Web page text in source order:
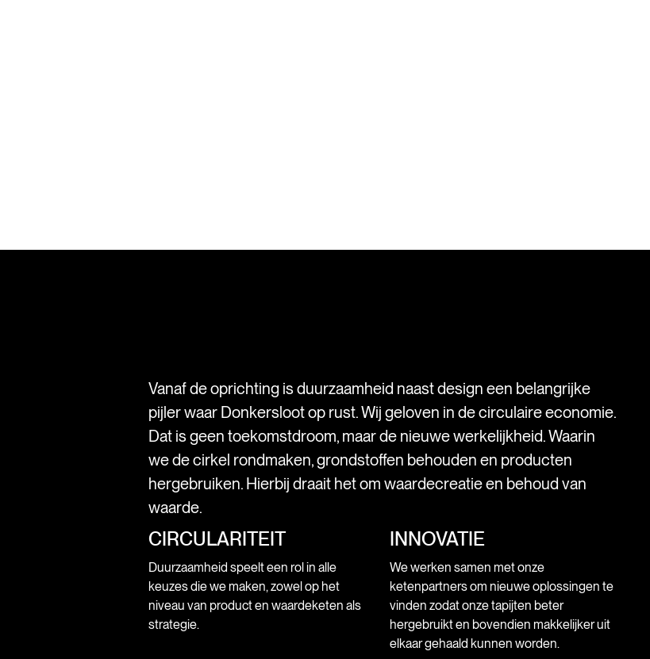
Vanaf de oprichting is duurzaamheid naast design een belangrijke
pijler waar Donkersloot op rust. Wij geloven in de circulaire economie.
Dat is geen toekomstdroom, maar de nieuwe werkelijkheid. Waarin
we de cirkel rondmaken, grondstoffen behouden en producten
hergebruiken. Hierbij draait het om waardecreatie en behoud van
waarde.
CIRCULARITEIT
Duurzaamheid speelt een rol in alle
keuzes die we maken, zowel op het
niveau van product en waardeketen als
strategie.
INNOVATIE
We werken samen met onze
ketenpartners om nieuwe oplossingen te
vinden zodat onze tapijten beter
hergebruikt en bovendien makkelijker uit
elkaar gehaald kunnen worden.